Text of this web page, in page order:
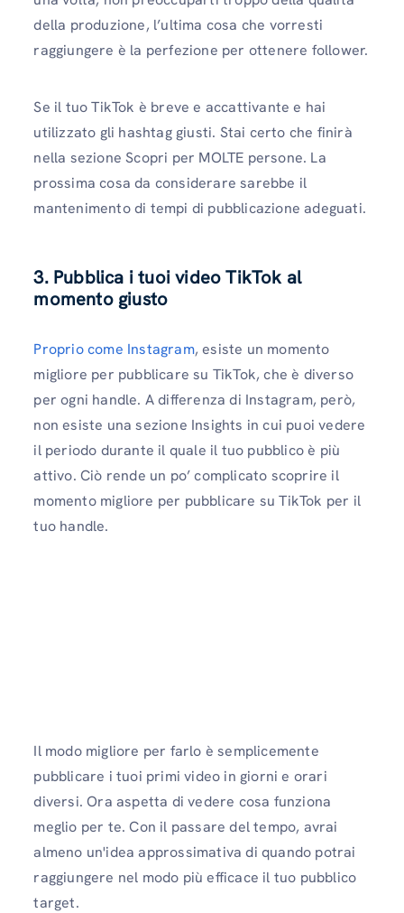
della produzione, l’ultima cosa che vorresti
raggiungere è la perfezione per ottenere follower.
Se il tuo TikTok è breve e accattivante e hai
utilizzato gli hashtag giusti. Stai certo che finirà
nella sezione Scopri per MOLTE persone. La
prossima cosa da considerare sarebbe il
mantenimento di tempi di pubblicazione adeguati.
3. Pubblica i tuoi video TikTok al
momento giusto
Proprio come Instagram, esiste un momento
migliore per pubblicare su TikTok, che è diverso
per ogni handle. A differenza di Instagram, però,
non esiste una sezione Insights in cui puoi vedere
il periodo durante il quale il tuo pubblico è più
attivo. Ciò rende un po’ complicato scoprire il
momento migliore per pubblicare su TikTok per il
tuo handle.
Il modo migliore per farlo è semplicemente
pubblicare i tuoi primi video in giorni e orari
diversi. Ora aspetta di vedere cosa funziona
meglio per te. Con il passare del tempo, avrai
almeno un'idea approssimativa di quando potrai
raggiungere nel modo più efficace il tuo pubblico
target.